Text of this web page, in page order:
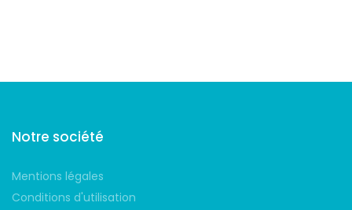
Notre société
Mentions légales
Conditions d'utilisation